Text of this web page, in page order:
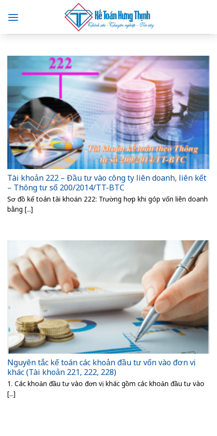
content
Tài khoản 222 – Đầu tư vào công ty liên doanh, liên kết
– Thông tư số 200/2014/TT-BTC
Sơ đồ kế toán tài khoản 222: Trường hợp khi góp vốn liên doanh
bằng [...]
Nguyên tắc kế toán các khoản đầu tư vốn vào đơn vị
khác (Tài khoản 221, 222, 228)
1. Các khoản đầu tư vào đơn vị khác gồm các khoản đầu tư vào
[...]